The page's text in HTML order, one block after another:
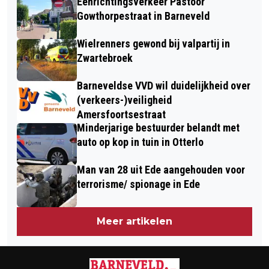
OVER MENTALE GEZONDHEID
SAMENWERKING IN DE LANDBOUW
Gowthorpestraat in Barneveld
Wielrenners gewond bij valpartij in
Zwartebroek
Barneveldse VVD wil duidelijkheid over
(verkeers-)veiligheid
Amersfoortsestraat
Minderjarige bestuurder belandt met
auto op kop in tuin in Otterlo
Man van 28 uit Ede aangehouden voor
terrorisme/ spionage in Ede
Meer artikelen